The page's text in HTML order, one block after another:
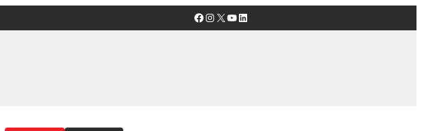
Facebook
Instagram
X YouTube
LinkedIn